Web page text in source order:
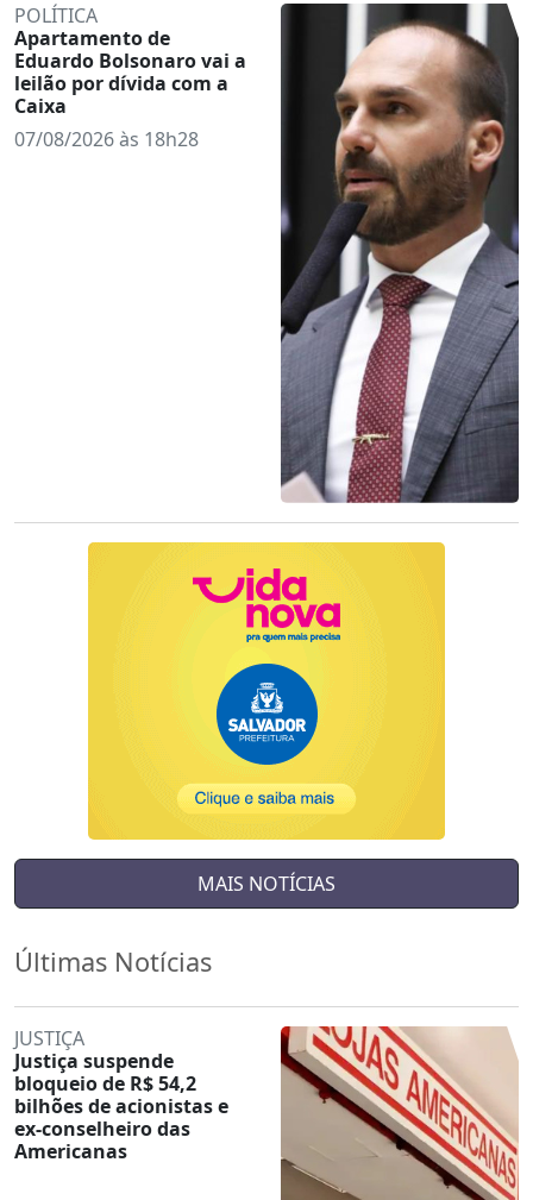
POLÍTICA
Apartamento de
Eduardo Bolsonaro vai a
leilão por dívida com a
Caixa
07/08/2026 às 18h28
MAIS NOTÍCIAS
Últimas Notícias
JUSTIÇA
Justiça suspende
bloqueio de R$ 54,2
bilhões de acionistas e
ex-conselheiro das
Americanas